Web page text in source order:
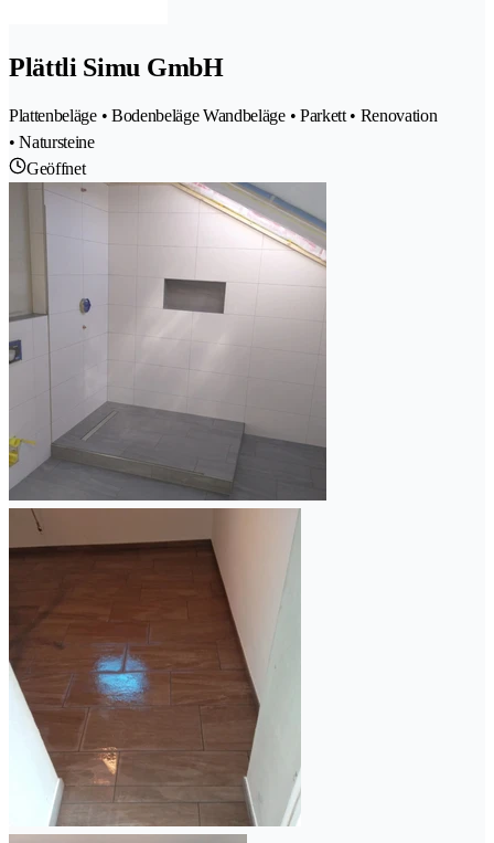
Plättli Simu GmbH
Plattenbeläge • Bodenbeläge Wandbeläge • Parkett • Renovation
• Natursteine
Geöffnet